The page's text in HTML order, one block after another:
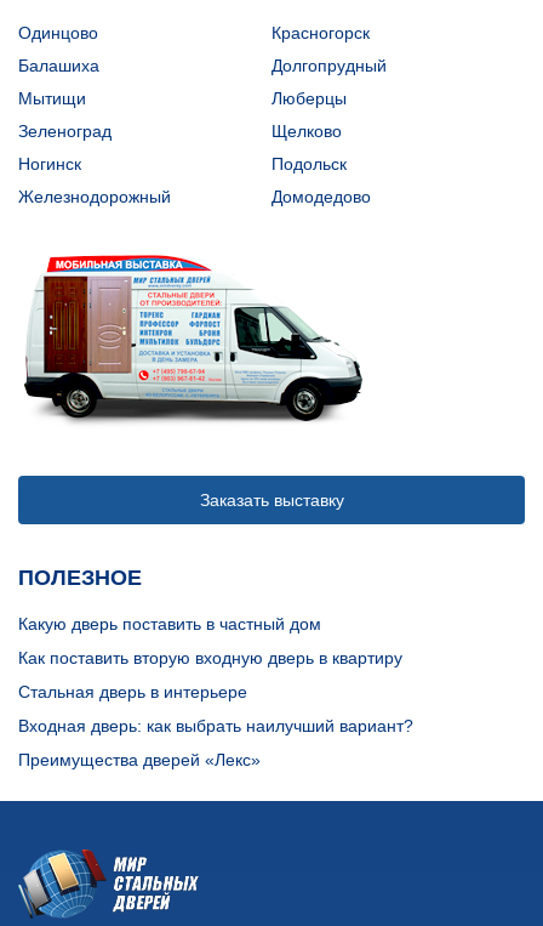
Одинцово
Красногорск
Балашиха
Долгопрудный
Мытищи
Люберцы
Зеленоград
Щелково
Ногинск
Подольск
Железнодорожный
Домодедово
Заказать выставку
ПОЛЕЗНОЕ
Какую дверь поставить в частный дом
Как поставить вторую входную дверь в квартиру
Стальная дверь в интерьере
Входная дверь: как выбрать наилучший вариант?
Преимущества дверей «Лекс»